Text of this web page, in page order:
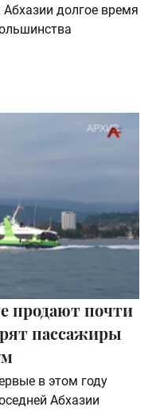
долгое время
продают почти
пассажиры
в этом году
Абхазии